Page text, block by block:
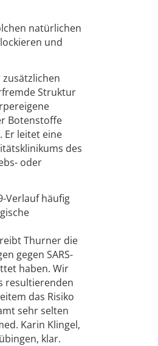
natürlichen
und
Struktur
Botenstoffe
Er leitet eine
des
oder
Verlauf häufig
Thurner die
gegen SARS-
haben. Wir
resultierenden
das Risiko
sehr selten
Karin Klingel,
klar.